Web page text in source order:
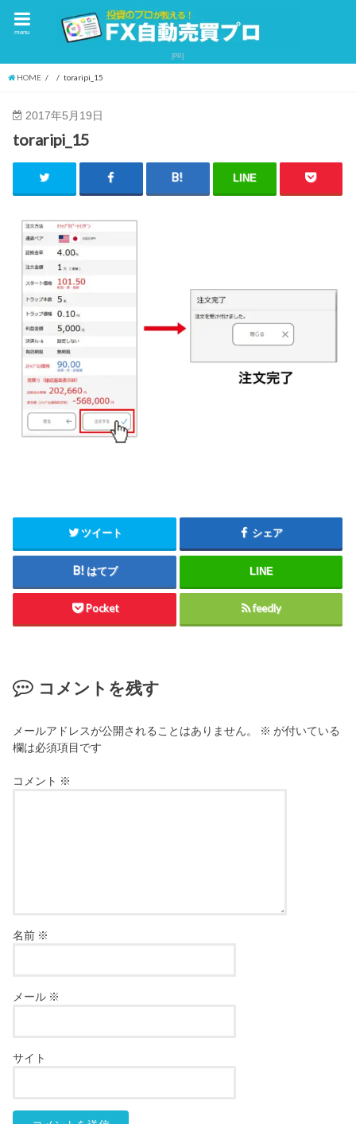
menu
HOME toraripi_15
2017年5月19日
toraripi_15
LINE
ツイート シェア
はてブ LINE
Pocket feedly
コメントを残す
メールアドレスが公開されることはありません。 ※ が付いている
欄は必須項目です
コメント ※
名前 ※
メール ※
サイト